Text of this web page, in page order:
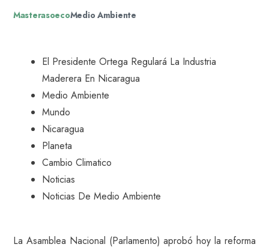
MasterasoecoMedio Ambiente
El Presidente Ortega Regulará La Industria
Maderera En Nicaragua
Medio Ambiente
Mundo
Nicaragua
Planeta
Cambio Climatico
Noticias
Noticias De Medio Ambiente
La Asamblea Nacional (Parlamento) aprobó hoy la reforma